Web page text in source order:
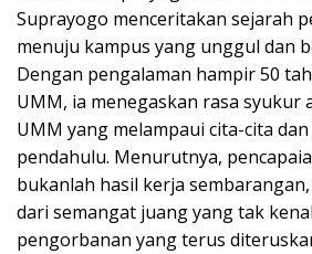
Suprayogo menceritakan sejarah
menuju kampus yang unggul dan
Dengan pengalaman hampir 50
UMM, ia menegaskan rasa syukur
UMM yang melampaui cita-cita
pendahulu. Menurutnya,
bukanlah hasil kerja
dari semangat juang yang tak
pengorbanan yang terus